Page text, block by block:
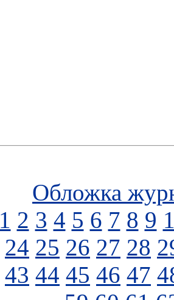
Обложка
1 2 3 4 5 6 7 8 9
24 25 26 27 28
43 44 45 46 47